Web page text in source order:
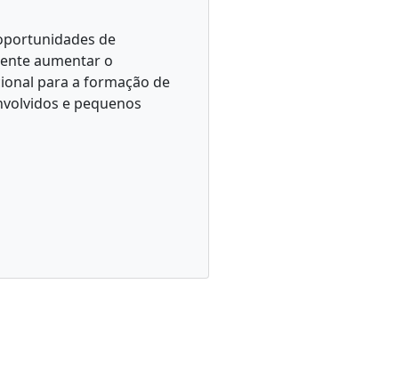
de
aumentar o
para a formação de
e pequenos